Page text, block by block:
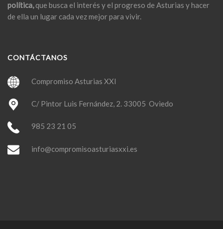
política,que busca el interés y el progreso de Asturias y hacer
de ella un lugar cada vez mejor para vivir.
CONTÁCTANOS
Compromiso Asturias XXI
C/ Pintor Luis Fernández, 2. 33005 Oviedo
985 23 21 05
info@compromisoasturiasxxi.es